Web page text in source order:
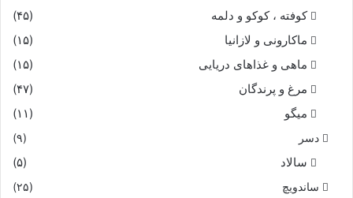
کوفته ، کوکو و دلمه
(۴۵)
ماکارونی و لازانیا
(۱۵)
ماهی و غذاهای دریایی
(۱۵)
مرغ و پرندگان
(۴۷)
میگو
(۱۱)
دسر (۹)
سالاد (۵)
ساندویچ
(۲۵)